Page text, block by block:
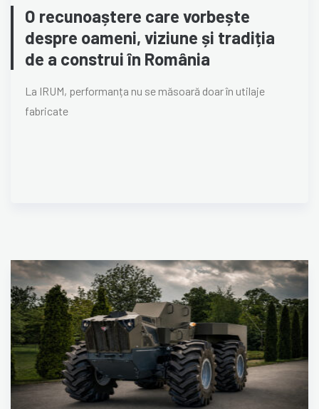
O recunoaștere care vorbește
despre oameni, viziune și tradiția
de a construi în România
La IRUM, performanța nu se măsoară doar în utilaje
fabricate